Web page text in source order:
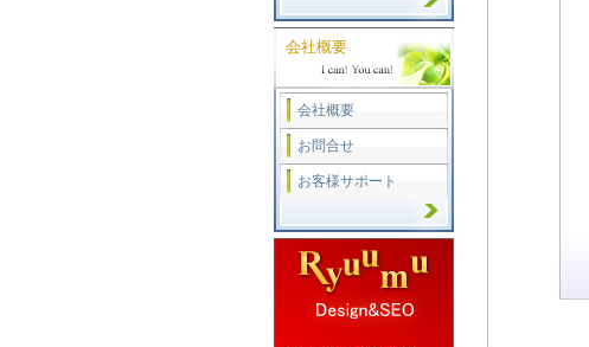
会社概要
会社概要
お問合せ
お客様サポート